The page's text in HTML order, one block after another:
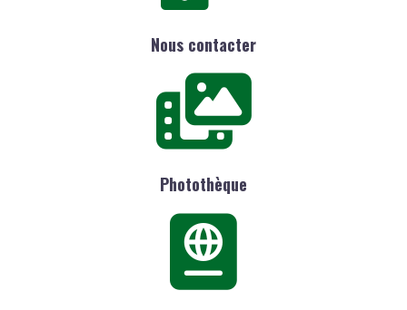
Nous contacter
Photothèque